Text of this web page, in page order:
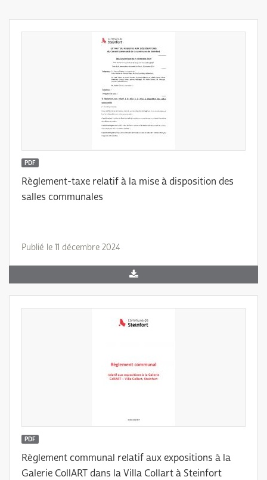
PDF
Règlement-taxe relatif à la mise à disposition des
salles communales
Publié le 11 décembre 2024
PDF
Règlement communal relatif aux expositions à la
Galerie CollART dans la Villa Collart à Steinfort